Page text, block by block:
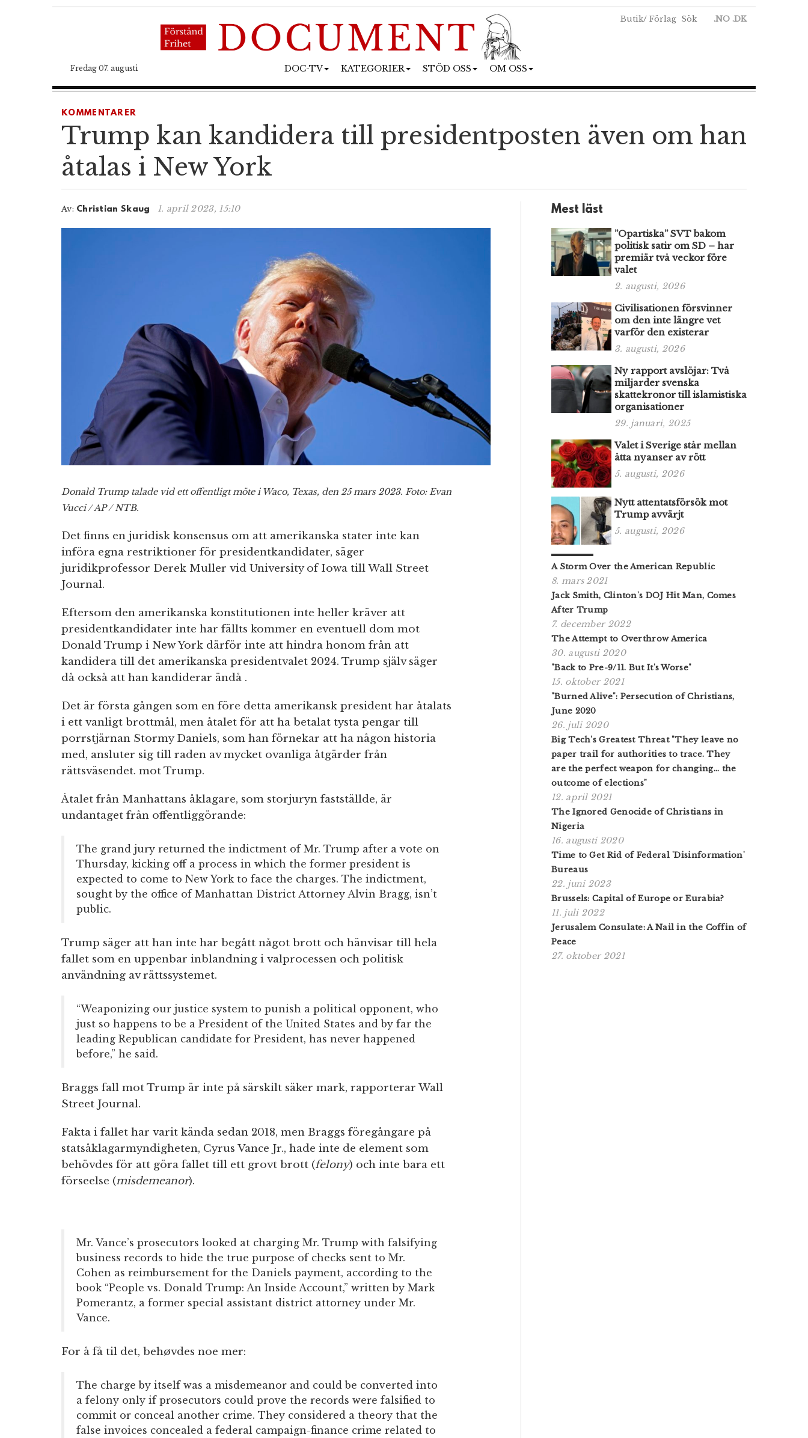
Butik/ Förlag Sök .NO .DK
Fredag 07. augusti DOC-TV KATEGORIER STÖD OSS OM OSS
KOMMENTARER
Trump kan kandidera till presidentposten även om han
åtalas i New York
Av: Christian Skaug 1. april 2023, 15:10
Donald Trump talade vid ett offentligt möte i Waco, Texas, den 25 mars 2023. Foto: Evan
Vucci / AP / NTB.
Det finns en juridisk konsensus om att amerikanska stater inte kan
införa egna restriktioner för presidentkandidater, säger
juridikprofessor Derek Muller vid University of Iowa till Wall Street
Journal.
Eftersom den amerikanska konstitutionen inte heller kräver att
presidentkandidater inte har fällts kommer en eventuell dom mot
Donald Trump i New York därför inte att hindra honom från att
kandidera till det amerikanska presidentvalet 2024. Trump själv säger
då också att han kandiderar ändå .
Det är första gången som en före detta amerikansk president har åtalats
i ett vanligt brottmål, men åtalet för att ha betalat tysta pengar till
porrstjärnan Stormy Daniels, som han förnekar att ha någon historia
med, ansluter sig till raden av mycket ovanliga åtgärder från
rättsväsendet. mot Trump.
Åtalet från Manhattans åklagare, som storjuryn fastställde, är
undantaget från offentliggörande:
The grand jury returned the indictment of Mr. Trump after a vote on
Thursday, kicking off a process in which the former president is
expected to come to New York to face the charges. The indictment,
sought by the office of Manhattan District Attorney Alvin Bragg, isn’t
public.
Trump säger att han inte har begått något brott och hänvisar till hela
fallet som en uppenbar inblandning i valprocessen och politisk
användning av rättssystemet.
“Weaponizing our justice system to punish a political opponent, who
just so happens to be a President of the United States and by far the
leading Republican candidate for President, has never happened
before,” he said.
Braggs fall mot Trump är inte på särskilt säker mark, rapporterar Wall
Street Journal.
Fakta i fallet har varit kända sedan 2018, men Braggs föregångare på
statsåklagarmyndigheten, Cyrus Vance Jr., hade inte de element som
behövdes för att göra fallet till ett grovt brott (felony) och inte bara ett
förseelse (misdemeanor).
Mr. Vance’s prosecutors looked at charging Mr. Trump with falsifying
business records to hide the true purpose of checks sent to Mr.
Cohen as reimbursement for the Daniels payment, according to the
book “People vs. Donald Trump: An Inside Account,” written by Mark
Pomerantz, a former special assistant district attorney under Mr.
Vance.
For å få til det, behøvdes noe mer:
The charge by itself was a misdemeanor and could be converted into
a felony only if prosecutors could prove the records were falsified to
commit or conceal another crime. They considered a theory that the
false invoices concealed a federal campaign-finance crime related to
Mest läst
”Opartiska” SVT bakom
politisk satir om SD – har
premiär två veckor före
valet
2. augusti, 2026
Civilisationen försvinner
om den inte längre vet
varför den existerar
3. augusti, 2026
Ny rapport avslöjar: Två
miljarder svenska
skattekronor till islamistiska
organisationer
29. januari, 2025
Valet i Sverige står mellan
åtta nyanser av rött
5. augusti, 2026
Nytt attentatsförsök mot
Trump avvärjt
5. augusti, 2026
A Storm Over the American Republic
8. mars 2021
Jack Smith, Clinton's DOJ Hit Man, Comes
After Trump
7. december 2022
The Attempt to Overthrow America
30. augusti 2020
"Back to Pre-9/11. But It's Worse"
15. oktober 2021
"Burned Alive": Persecution of Christians,
June 2020
26. juli 2020
Big Tech's Greatest Threat "They leave no
paper trail for authorities to trace. They
are the perfect weapon for changing... the
outcome of elections"
12. april 2021
The Ignored Genocide of Christians in
Nigeria
16. augusti 2020
Time to Get Rid of Federal 'Disinformation'
Bureaus
22. juni 2023
Brussels: Capital of Europe or Eurabia?
11. juli 2022
Jerusalem Consulate: A Nail in the Coffin of
Peace
27. oktober 2021